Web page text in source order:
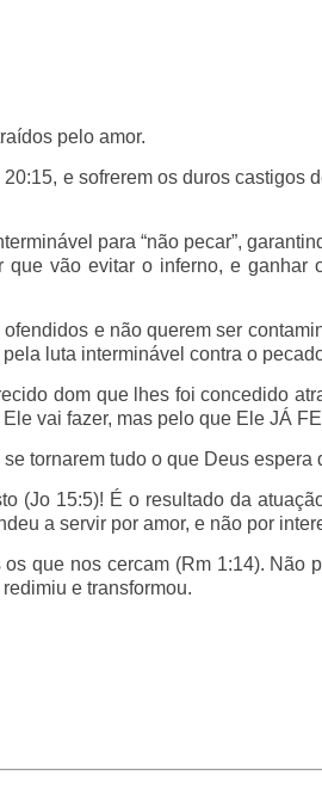
pelo amor.
e sofrerem os duros castigos
para “não pecar”,
vão evitar o inferno, e ganhar
e não querem ser
luta interminável contra o
dom que lhes foi concedido
vai fazer, mas pelo que Ele JÁ
tornarem tudo o que Deus
(Jo 15:5)! É o resultado da
a servir por amor, e não por
que nos cercam (Rm 1:14). Não
e transformou.